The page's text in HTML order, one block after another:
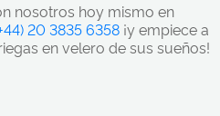
nosotros hoy mismo en
20 3835 6358 ¡y empiece a
en velero de sus sueños!